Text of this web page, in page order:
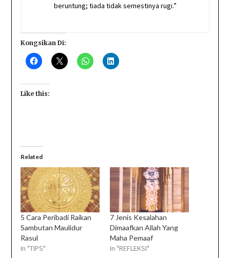
beruntung; tiada tidak semestinya rugi.”
Kongsikan Di:
Like this:
Related
5 Cara Peribadi Raikan
Sambutan Maulidur
Rasul
In "TIPS"
7 Jenis Kesalahan
Dimaafkan Allah Yang
Maha Pemaaf
In "REFLEKSI"